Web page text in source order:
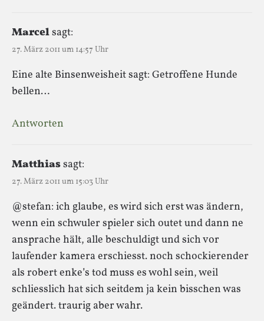
Marcelsagt:
27. März 2011 um 14:57 Uhr
Eine alte Binsenweisheit sagt: Getroffene Hunde
bellen…
Antworten
Matthiassagt:
27. März 2011 um 15:03 Uhr
@stefan: ich glaube, es wird sich erst was ändern,
wenn ein schwuler spieler sich outet und dann ne
ansprache hält, alle beschuldigt und sich vor
laufender kamera erschiesst. noch schockierender
als robert enke’s tod muss es wohl sein, weil
schliesslich hat sich seitdem ja kein bisschen was
geändert. traurig aber wahr.